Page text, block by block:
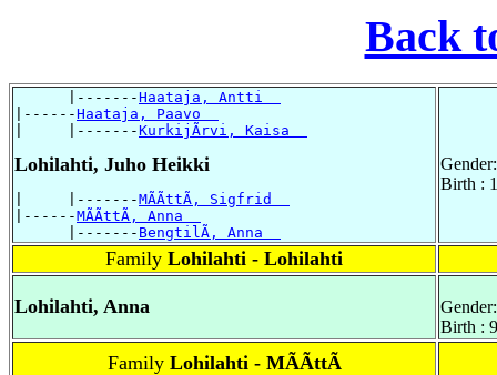
Back
      |-------
Haataja, Antti
|------Haataja, Paavo
|     |-------KurkijÃrvi, Kaisa
Lohilahti, Juho Heikki
|     |-------MÃÃttÃ, Sigfrid
|------MÃÃttÃ, Anna
      |-------
BengtilÃ, Anna
Birth :
Family Lohilahti - Lohilahti
Lohilahti, Anna
Birth :
Family Lohilahti - MÃÃttÃ